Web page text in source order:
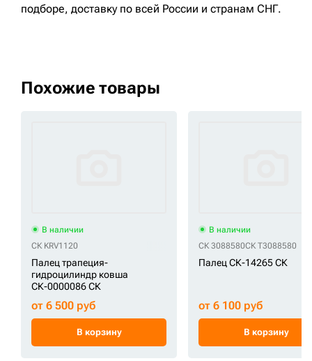
подборе, доставку по всей России и странам СНГ.
Похожие товары
В наличии
СК KRV1120
Палец трапеция-
гидроцилиндр ковша
СК-0000086 СК
от 6 500 руб
В корзину
В наличии
СК 3088580СК T3088580
Палец СК-14265 СК
от 6 100 руб
В корзину